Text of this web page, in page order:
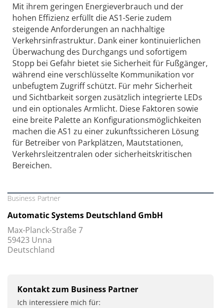
Mit ihrem geringen Energieverbrauch und der
hohen Effizienz erfüllt die AS1-Serie zudem
steigende Anforderungen an nachhaltige
Verkehrsinfrastruktur. Dank einer kontinuierlichen
Überwachung des Durchgangs und sofortigem
Stopp bei Gefahr bietet sie Sicherheit für Fußgänger,
während eine verschlüsselte Kommunikation vor
unbefugtem Zugriff schützt. Für mehr Sicherheit
und Sichtbarkeit sorgen zusätzlich integrierte LEDs
und ein optionales Armlicht. Diese Faktoren sowie
eine breite Palette an Konfigurationsmöglichkeiten
machen die AS1 zu einer zukunftssicheren Lösung
für Betreiber von Parkplätzen, Mautstationen,
Verkehrsleitzentralen oder sicherheitskritischen
Bereichen.
Business Partner
Automatic Systems Deutschland GmbH
Max-Planck-Straße 7
59423 Unna
Deutschland
Kontakt zum Business Partner
Ich interessiere mich für: